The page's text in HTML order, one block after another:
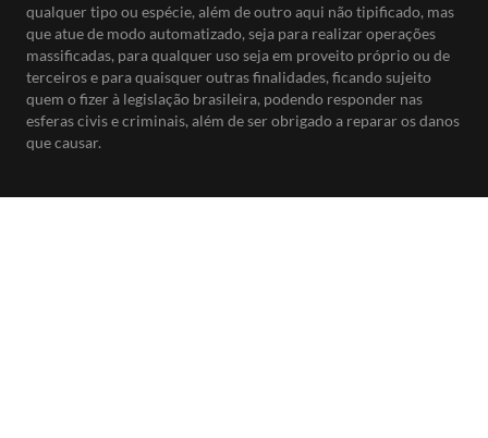
qualquer tipo ou espécie, além de outro aqui não tipificado, mas
que atue de modo automatizado, seja para realizar operações
massificadas, para qualquer uso seja em proveito próprio ou de
terceiros e para quaisquer outras finalidades, ficando sujeito
quem o fizer à legislação brasileira, podendo responder nas
esferas civis e criminais, além de ser obrigado a reparar os danos
que causar.